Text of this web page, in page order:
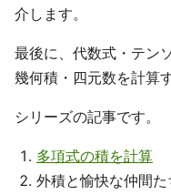
介します。
最後に、代数式・テン
幾何積・四元数を計算
シリーズの記事です。
多項式の積を計算
外積と愉快な仲間